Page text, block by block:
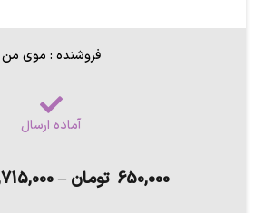
فروشنده : موی من
آماده ارسال
650,000 تومان –